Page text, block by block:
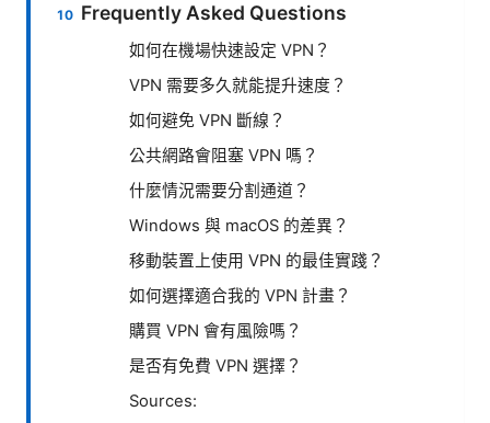
Frequently Asked Questions
如何在機場快速設定 VPN？
VPN 需要多久就能提升速度？
如何避免 VPN 斷線？
公共網路會阻塞 VPN 嗎？
什麼情況需要分割通道？
Windows 與 macOS 的差異？
移動裝置上使用 VPN 的最佳實踐？
如何選擇適合我的 VPN 計畫？
購買 VPN 會有風險嗎？
是否有免費 VPN 選擇？
Sources: